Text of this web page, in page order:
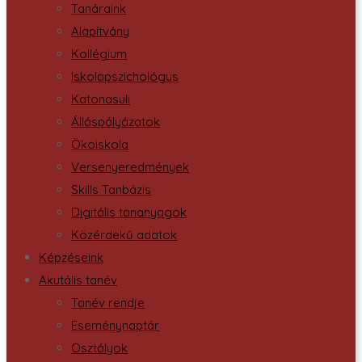
Tanáraink
Alapítvány
Kollégium
Iskolapszichológus
Katonasuli
Álláspályázatok
Ökoiskola
Versenyeredmények
Skills Tanbázis
Digitális tananyagok
Közérdekű adatok
Képzéseink
Akutális tanév
Tanév rendje
Eseménynaptár
Osztályok